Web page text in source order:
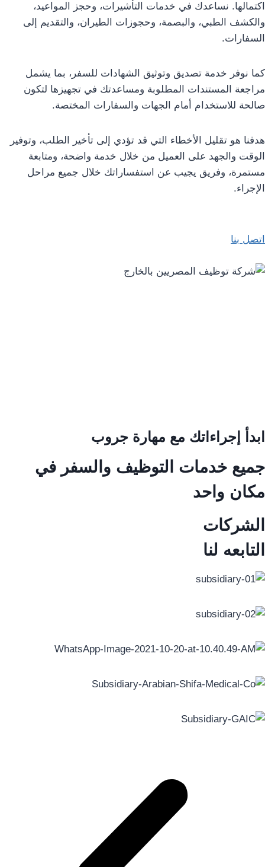
اكتمالها. نساعدك في خدمات التأشيرات، وحجز المواعيد،
والكشف الطبي، والبصمة، وحجوزات الطيران، والتقديم إلى
السفارات.
كما نوفر خدمة تصديق وتوثيق الشهادات للسفر، بما يشمل
مراجعة المستندات المطلوبة ومساعدتك في تجهيزها لتكون
صالحة للاستخدام أمام الجهات والسفارات المختصة.
هدفنا هو تقليل الأخطاء التي قد تؤدي إلى تأخير الطلب، وتوفير
الوقت والجهد على العميل من خلال خدمة واضحة، ومتابعة
مستمرة، وفريق يجيب عن استفساراتك خلال جميع مراحل
الإجراء.
اتصل بنا
ابدأ إجراءاتك مع مهارة جروب
جميع خدمات التوظيف والسفر في
مكان واحد
الشركات
التابعه لنا